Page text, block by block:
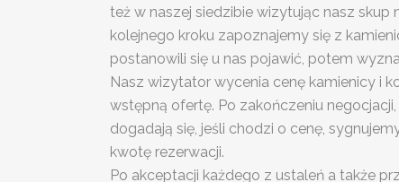
też w naszej siedzibie wizytując nasz skup
kolejnego kroku zapoznajemy się z
postanowili się u nas pojawić, potem
Nasz wizytator wycenia cenę kamienicy i
wstępną ofertę. Po zakończeniu
dogadają się, jeśli chodzi o cenę,
kwotę rezerwacji.
Po akceptacji każdego z ustaleń a także